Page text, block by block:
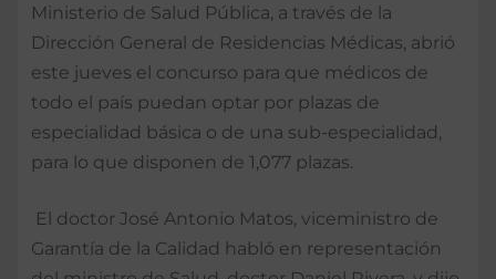
Ministerio de Salud Pública, a través de la
Dirección General de Residencias Médicas, abrió
este jueves el concurso para que médicos de
todo el país puedan optar por plazas de
especialidad básica o de una sub-especialidad,
para lo que disponen de 1,077 plazas.
El doctor José Antonio Matos, viceministro de
Garantía de la Calidad habló en representación